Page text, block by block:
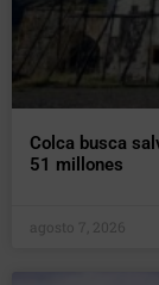
Colca busca
51 millones
agosto 7, 2026